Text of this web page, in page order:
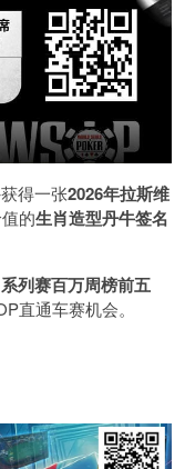
得一张2026年拉斯维
的生肖造型丹牛签名
列赛百万周榜前五
直通车赛机会。